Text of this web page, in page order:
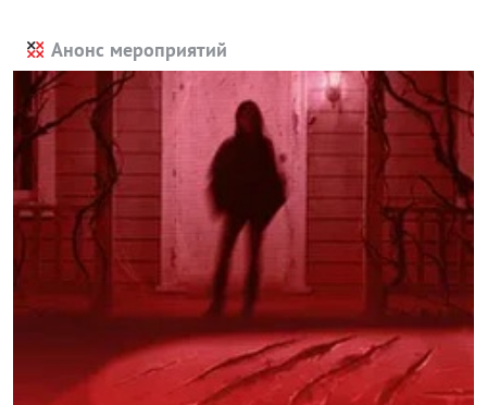
Анонс мероприятий